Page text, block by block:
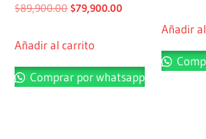
$89,900.00 $79,900.00
Añadir al carrito
Comprar por whatsapp
Añadir